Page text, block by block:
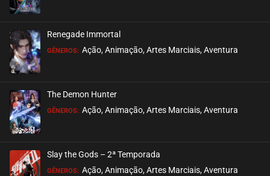
EPISÓDIO 05
novembro 11, 2020
EPISÓDIO 04
EPISÓDIO 03
Renegade Immortal
GÊNEROS: Ação, Animação, Artes Marciais, Aventura
The Demon Hunter
GÊNEROS: Ação, Animação, Artes Marciais, Aventura
Slay the Gods – 2ª Temporada
GÊNEROS: Ação, Animação, Artes Marciais, Aventura